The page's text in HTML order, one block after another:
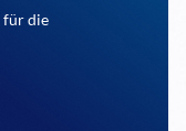
für die